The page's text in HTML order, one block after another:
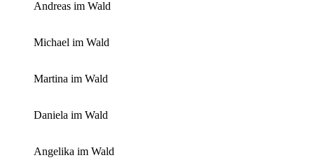
Andreas im Wald
Michael im Wald
Martina im Wald
Daniela im Wald
Angelika im Wald